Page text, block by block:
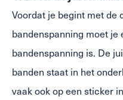
Voordat je begint met de
bandenspanning moet
bandenspanning is. De
banden staat in het
vaak ook op een sticker